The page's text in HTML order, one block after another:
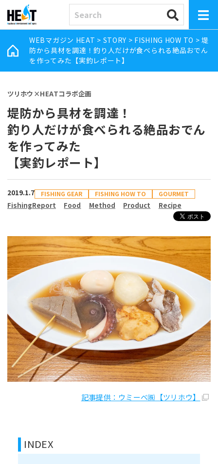
WEBマガジン HEAT > STORY > FISHING HOW TO >堤
防から具材を調達！釣り人だけが食べられる絶品おでん
を作ってみた【実釣レポート】
ツリホウ×HEATコラボ企画
堤防から具材を調達！
釣り人だけが食べられる絶品おでん
を作ってみた
【実釣レポート】
2019.1.7 FISHING GEAR FISHING HOW TO GOURMET
FishingReport Food Method Product Recipe
記事提供：ウミーベ㈱【ツリホウ】
INDEX